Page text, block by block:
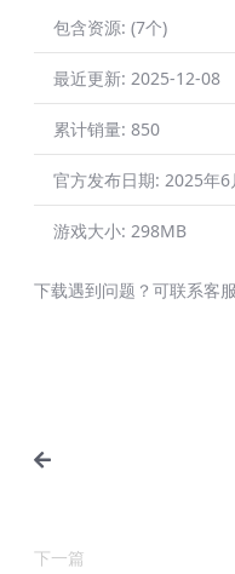
包含资源: (7个)
最近更新: 2025-12-08
累计销量: 850
官方发布日期: 2025年6
游戏大小: 298MB
下载遇到问题？可联系客
下一篇